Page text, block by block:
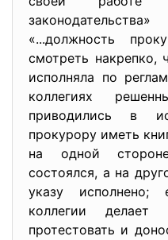
«...должность
смотреть накрепко,
исполняла по
коллегиях
приводились в
прокурору иметь
на одной
состоялся, а на
указу
коллегии делает
протестовать и